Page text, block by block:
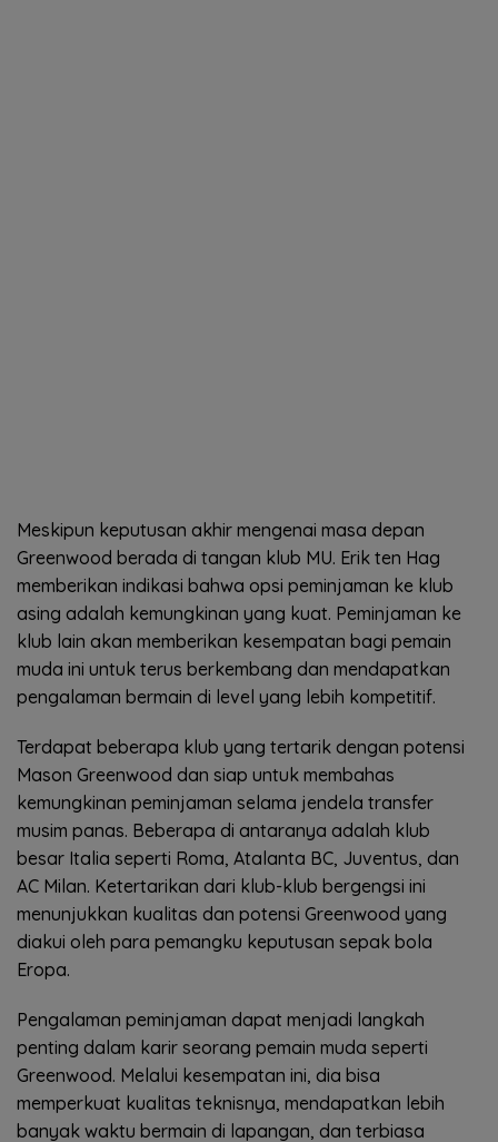
Meskipun keputusan akhir mengenai masa depan
Greenwood berada di tangan klub MU. Erik ten Hag
memberikan indikasi bahwa opsi peminjaman ke klub
asing adalah kemungkinan yang kuat. Peminjaman ke
klub lain akan memberikan kesempatan bagi pemain
muda ini untuk terus berkembang dan mendapatkan
pengalaman bermain di level yang lebih kompetitif.
Terdapat beberapa klub yang tertarik dengan potensi
Mason Greenwood dan siap untuk membahas
kemungkinan peminjaman selama jendela transfer
musim panas. Beberapa di antaranya adalah klub
besar Italia seperti Roma, Atalanta BC, Juventus, dan
AC Milan. Ketertarikan dari klub-klub bergengsi ini
menunjukkan kualitas dan potensi Greenwood yang
diakui oleh para pemangku keputusan sepak bola
Eropa.
Pengalaman peminjaman dapat menjadi langkah
penting dalam karir seorang pemain muda seperti
Greenwood. Melalui kesempatan ini, dia bisa
memperkuat kualitas teknisnya, mendapatkan lebih
banyak waktu bermain di lapangan, dan terbiasa